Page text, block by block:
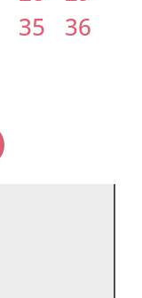
35
36